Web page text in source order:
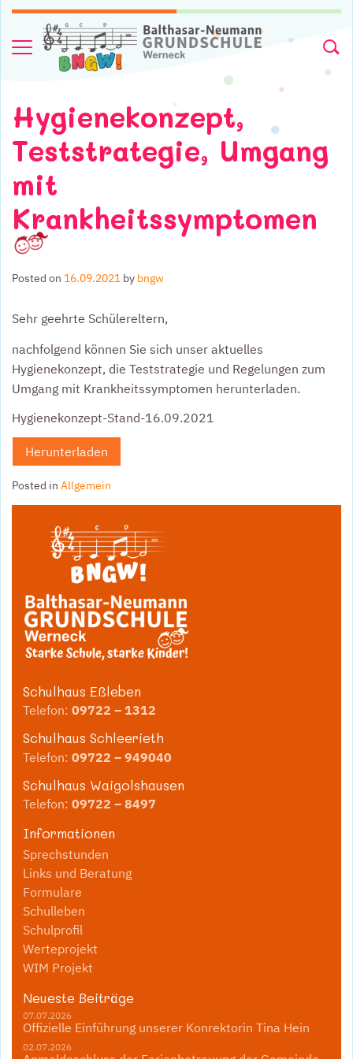
Skip to content
Hygienekonzept,
Teststrategie, Umgang
mit
Krankheitssymptomen
Posted on 16.09.2021 by bngw
Sehr geehrte Schülereltern,
nachfolgend können Sie sich unser aktuelles
Hygienekonzept, die Teststrategie und Regelungen zum
Umgang mit Krankheitssymptomen herunterladen.
Hygienekonzept-Stand-16.09.2021
Herunterladen
Posted in Allgemein
Schulhaus Eßleben
Telefon: 09722 – 1312
Schulhaus Schleerieth
Telefon: 09722 – 949040
Schulhaus Waigolshausen
Telefon: 09722 – 8497
Informationen
Sprechstunden
Links und Beratung
Formulare
Schulleben
Schulprofil
Werteprojekt
WIM Projekt
Neueste Beiträge
Offizielle Einführung unserer Konrektorin Tina Hein
07.07.2026
02.07.2026